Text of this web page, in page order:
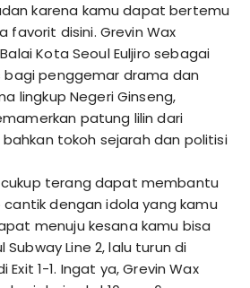
karena kamu dapat bertemu
favorit disini. Grevin Wax
Kota Seoul Euljiro sebagai
bagi penggemar drama dan
lingkup Negeri Ginseng,
patung lilin dari
tokoh sejarah dan politisi
terang dapat membantu
dengan idola yang kamu
menuju kesana kamu bisa
Line 2, lalu turun di
Exit 1-1. Ingat ya, Grevin Wax